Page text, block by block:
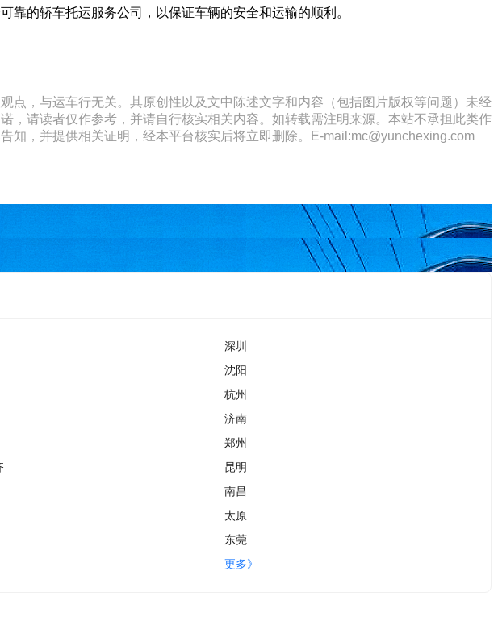
的轿车托运服务公司，以保证车辆的安全和运输的顺利。
点，与运车行无关。其原创性以及文中陈述文字和内容（包括图片版权等问题）未经
请读者仅作参考，并请自行核实相关内容。如转载需注明来源。本站不承担此类作
知，并提供相关证明，经本平台核实后将立即删除。E-mail:mc@yunchexing.com
深圳
沈阳
杭州
济南
郑州
昆明
南昌
太原
东莞
更多》